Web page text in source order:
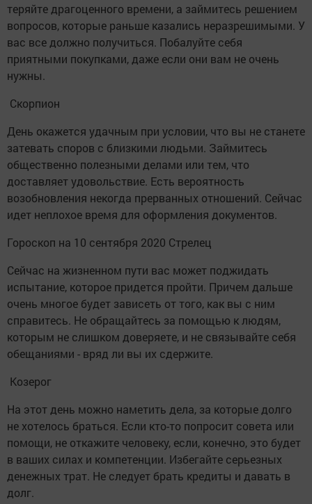
теряйте драгоценного времени, а займитесь решением
вопросов, которые раньше казались неразрешимыми. У
вас все должно получиться. Побалуйте себя
приятными покупками, даже если они вам не очень
нужны.
Скорпион
День окажется удачным при условии, что вы не станете
затевать споров с близкими людьми. Займитесь
общественно полезными делами или тем, что
доставляет удовольствие. Есть вероятность
возобновления некогда прерванных отношений. Сейчас
идет неплохое время для оформления документов.
Гороскоп на 10 сентября 2020 Стрелец
Сейчас на жизненном пути вас может поджидать
испытание, которое придется пройти. Причем дальше
очень многое будет зависеть от того, как вы с ним
справитесь. Не обращайтесь за помощью к людям,
которым не слишком доверяете, и не связывайте себя
обещаниями - вряд ли вы их сдержите.
Козерог
На этот день можно наметить дела, за которые долго
не хотелось браться. Если кто-то попросит совета или
помощи, не откажите человеку, если, конечно, это будет
в ваших силах и компетенции. Избегайте серьезных
денежных трат. Не следует брать кредиты и давать в
долг.